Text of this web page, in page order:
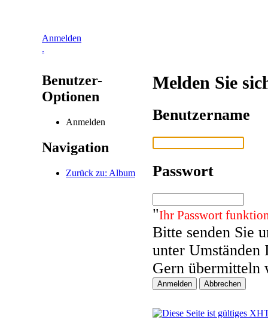
Anmelden
.
Benutzer-
Optionen
Anmelden
Navigation
Zurück zu: Album
Melden Sie
Benutzername
Passwort
"Ihr Passwort
Bitte senden Sie
unter Umständen
Gern übermitteln